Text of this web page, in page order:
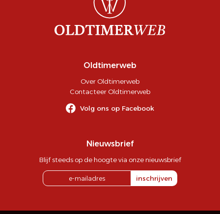
Oldtimerweb
Over Oldtimerweb
Contacteer Oldtimerweb
Volg ons op Facebook
Nieuwsbrief
Blijf steeds op de hoogte via onze nieuwsbrief
inschrijven